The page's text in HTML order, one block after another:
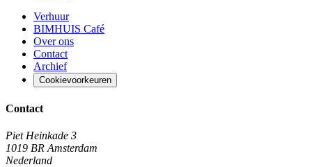
Verhuur
BIMHUIS Café
Over ons
Contact
Archief
Cookievoorkeuren
Contact
Piet Heinkade 3
1019 BR Amsterdam
Nederland